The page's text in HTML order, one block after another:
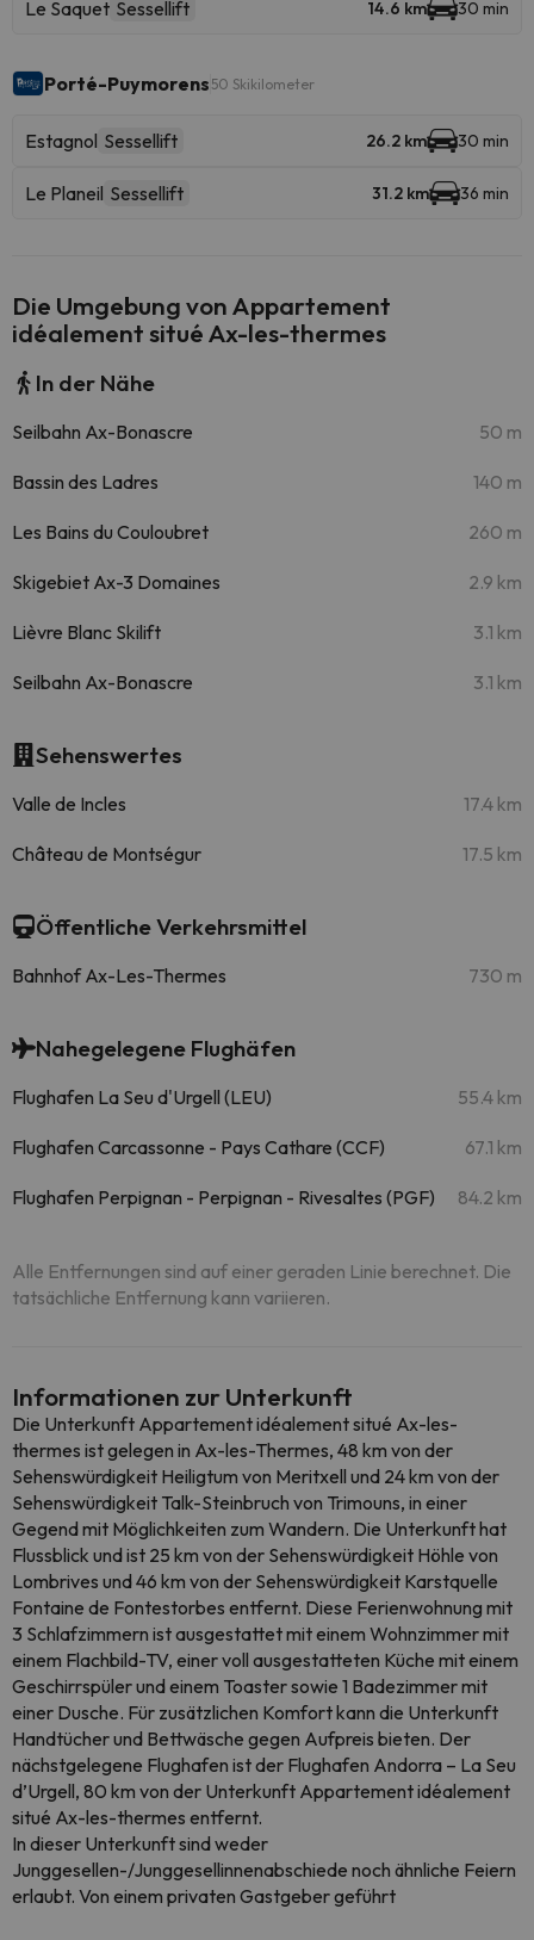
Le Saquet Sessellift 14.6 km 30 min
Porté-Puymorens 50 Skikilometer
Estagnol Sessellift 26.2 km 30 min
Le Planeil Sessellift 31.2 km 36 min
Die Umgebung von Appartement
idéalement situé Ax-les-thermes
In der Nähe
Seilbahn Ax-Bonascre 50 m
Bassin des Ladres 140 m
Les Bains du Couloubret 260 m
Skigebiet Ax-3 Domaines 2.9 km
Lièvre Blanc Skilift 3.1 km
Seilbahn Ax-Bonascre 3.1 km
Sehenswertes
Valle de Incles 17.4 km
Château de Montségur 17.5 km
Öffentliche Verkehrsmittel
Bahnhof Ax-Les-Thermes 730 m
Nahegelegene Flughäfen
Flughafen La Seu d'Urgell (LEU) 55.4 km
Flughafen Carcassonne - Pays Cathare (CCF) 67.1 km
Flughafen Perpignan - Perpignan - Rivesaltes (PGF) 84.2 km
Alle Entfernungen sind auf einer geraden Linie berechnet. Die
tatsächliche Entfernung kann variieren.
Informationen zur Unterkunft
Die Unterkunft Appartement idéalement situé Ax-les-
thermes ist gelegen in Ax-les-Thermes, 48 km von der
Sehenswürdigkeit Heiligtum von Meritxell und 24 km von der
Sehenswürdigkeit Talk-Steinbruch von Trimouns, in einer
Gegend mit Möglichkeiten zum Wandern. Die Unterkunft hat
Flussblick und ist 25 km von der Sehenswürdigkeit Höhle von
Lombrives und 46 km von der Sehenswürdigkeit Karstquelle
Fontaine de Fontestorbes entfernt. Diese Ferienwohnung mit
3 Schlafzimmern ist ausgestattet mit einem Wohnzimmer mit
einem Flachbild-TV, einer voll ausgestatteten Küche mit einem
Geschirrspüler und einem Toaster sowie 1 Badezimmer mit
einer Dusche. Für zusätzlichen Komfort kann die Unterkunft
Handtücher und Bettwäsche gegen Aufpreis bieten. Der
nächstgelegene Flughafen ist der Flughafen Andorra – La Seu
d’Urgell, 80 km von der Unterkunft Appartement idéalement
situé Ax-les-thermes entfernt.
In dieser Unterkunft sind weder
Junggesellen-/Junggesellinnenabschiede noch ähnliche Feiern
erlaubt. Von einem privaten Gastgeber geführt